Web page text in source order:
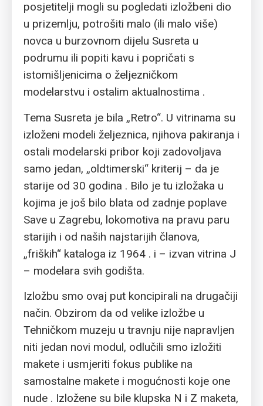
posjetitelji mogli su pogledati izložbeni dio
u prizemlju, potrošiti malo (ili malo više)
novca u burzovnom dijelu Susreta u
podrumu ili popiti kavu i popričati s
istomišljenicima o željezničkom
modelarstvu i ostalim aktualnostima .
Tema Susreta je bila „Retro“. U vitrinama su
izloženi modeli željeznica, njihova pakiranja i
ostali modelarski pribor koji zadovoljava
samo jedan, „oldtimerski“ kriterij – da je
starije od 30 godina . Bilo je tu izložaka u
kojima je još bilo blata od zadnje poplave
Save u Zagrebu, lokomotiva na pravu paru
starijih i od naših najstarijih članova,
„friških“ kataloga iz 1964 . i – izvan vitrina J
– modelara svih godišta.
Izložbu smo ovaj put koncipirali na drugačiji
način. Obzirom da od velike izložbe u
Tehničkom muzeju u travnju nije napravljen
niti jedan novi modul, odlučili smo izložiti
makete i usmjeriti fokus publike na
samostalne makete i mogućnosti koje one
nude . Izložene su bile klupska N i Z maketa,